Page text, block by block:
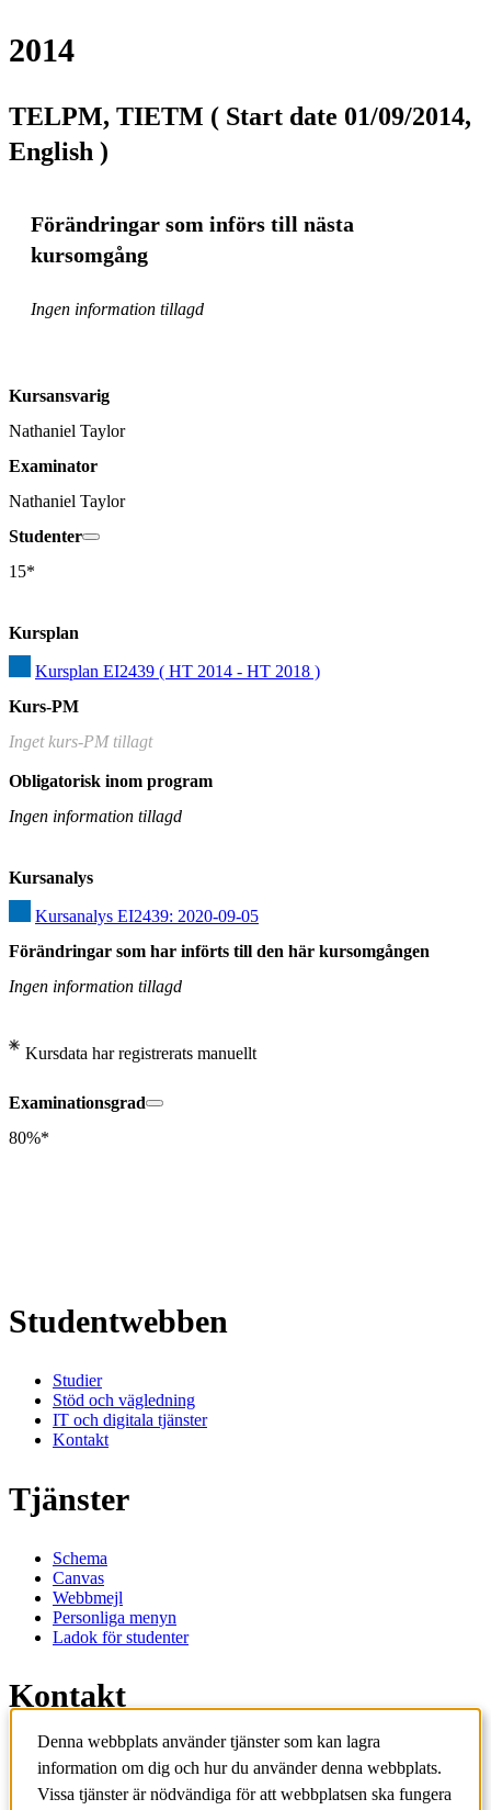
2014
TELPM, TIETM ( Start date 01/09/2014,
English )
Förändringar som införs till nästa
kursomgång
Ingen information tillagd
Kursansvarig
Nathaniel Taylor
Examinator
Nathaniel Taylor
Studenter
15*
Kursplan
Kursplan EI2439 ( HT 2014 - HT 2018 )
Kurs-PM
Inget kurs-PM tillagt
Obligatorisk inom program
Ingen information tillagd
Kursanalys
Kursanalys EI2439: 2020-09-05
Förändringar som har införts till den här kursomgången
Ingen information tillagd
Kursdata har registrerats manuellt
Examinationsgrad
80%*
Studentwebben
Studier
Stöd och vägledning
IT och digitala tjänster
Kontakt
Tjänster
Schema
Canvas
Webbmejl
Personliga menyn
Ladok för studenter
Kontakt
Kontakta utbildningsprogram
Kontakta kurs
IT-support
Denna webbplats använder tjänster som kan lagra
information om dig och hur du använder denna webbplats.
Vissa tjänster är nödvändiga för att webbplatsen ska fungera